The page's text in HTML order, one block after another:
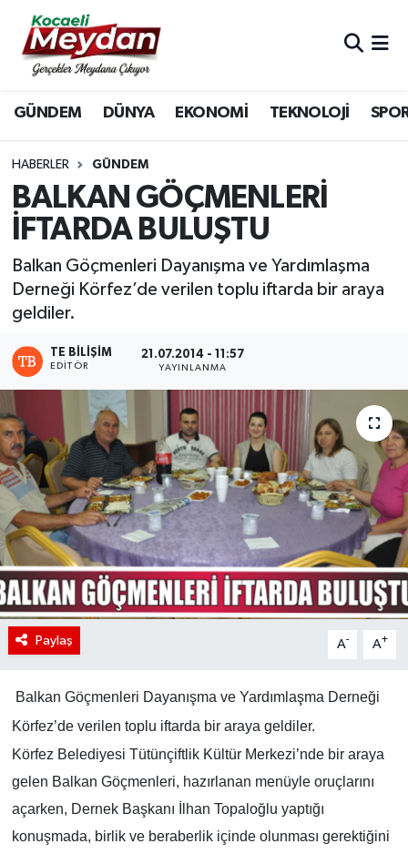
GÜNDEM DÜNYA EKONOMİ TEKNOLOJİ
HABERLER GÜNDEM
BALKAN GÖÇMENLERİ
İFTARDA BULUŞTU
Balkan Göçmenleri Dayanışma ve Yardımlaşma
Derneği Körfez’de verilen toplu iftarda bir araya
geldiler.
TE BILIŞIM
EDITÖR
21.07.2014 - 11:57
YAYINLANMA
Paylaş A- A+
Balkan Göçmenleri Dayanışma ve Yardımlaşma Derneği
Körfez’de verilen toplu iftarda bir araya geldiler.
Körfez Belediyesi Tütünçiftlik Kültür Merkezi’nde bir araya
gelen Balkan Göçmenleri, hazırlanan menüyle oruçlarını
açarken, Dernek Başkanı İlhan Topaloğlu yaptığı
konuşmada, birlik ve beraberlik içinde olunması gerektiğini
Nöbetçi Eczaneler
Hava Durumu
Trafik Durumu
Süper Lig Puan Durumu ve Fikstür
Son Dakika Haberleri
Haber Arşivi